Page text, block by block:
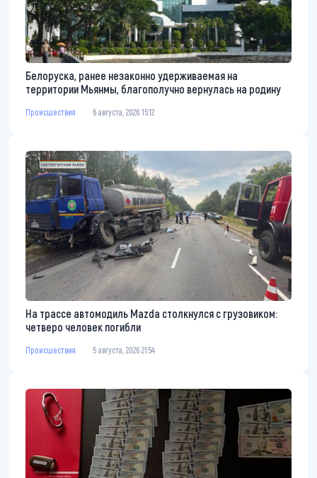
Белоруска, ранее незаконно удерживаемая на
территории Мьянмы, благополучно вернулась на родину
Происшествия 6 августа, 2026 15:12
На трассе автомодиль Mazda столкнулся с грузовиком:
четверо человек погибли
Происшествия 5 августа, 2026 21:54